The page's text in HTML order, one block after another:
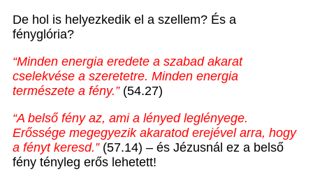
De hol is helyezkedik el a szellem? És a
fényglória?
“Minden energia eredete a szabad akarat
cselekvése a szeretetre. Minden energia
természete a fény.”(54.27)
“A belső fény az, ami a lényed leglényege.
Erőssége megegyezik akaratod erejével arra, hogy
a fényt keresd.”(57.14) – és Jézusnál ez a belső
fény tényleg erős lehetett!